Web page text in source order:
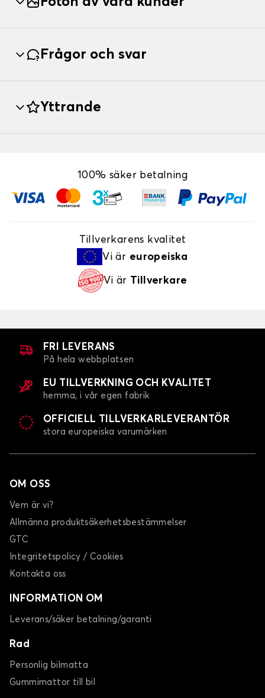
Frågor och svar
Yttrande
100% säker betalning
Tillverkarens kvalitet
Vi är europeiska
Vi är Tillverkare
FRI LEVERANS
På hela webbplatsen
EU TILLVERKNING OCH KVALITET
hemma, i vår egen fabrik
OFFICIELL TILLVERKARLEVERANTÖR
stora europeiska varumärken
OM OSS
Vem är vi?
Allmänna produktsäkerhetsbestämmelser
GTC
Integritetspolicy / Cookies
Kontakta oss
INFORMATION OM
Leverans/säker betalning/garanti
Rad
Personlig bilmatta
Gummimattor till bil